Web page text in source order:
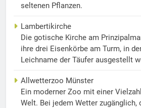
seltenen Pflanzen.
Lambertikirche
Die gotische Kirche am
ihre drei Eisenkörbe am Turm, in
Leichname der Täufer ausgestellt
Allwetterzoo Münster
Ein moderner Zoo mit einer
Welt. Bei jedem Wetter zugänglich,